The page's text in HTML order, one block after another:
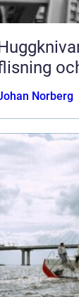
hjärtat i
Norberg